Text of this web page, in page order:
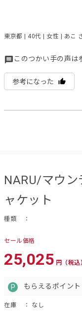
東京都 | 40代 | 女性 | あこ
このつかい手の声は
参考になった
NARU/マウ
ャケット
種類 ：
セール価格
25,025 円（税込
もらえるポイント
在庫 ： なし